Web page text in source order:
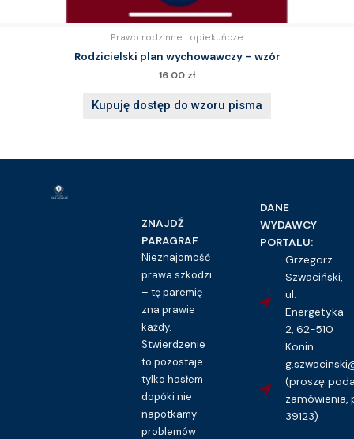
Prawo rodzinne i opiekuńcze
Rodzicielski plan wychowawczy – wzór
16.00 zł
Kupuję dostęp do wzoru pisma
ZNAJDŹ
PARAGRAF
Nieznajomość
prawa szkodzi
– tę paremię
zna prawie
każdy.
Stwierdzenie
to pozostaje
tylko hasłem
dopóki nie
napotkamy
problemów
DANE
WYDAWCY
PORTALU:
Grzegorz
Szwaciński,
ul.
Energetyka
2, 62-510
Konin
(proszę
zamówienia,
39123)